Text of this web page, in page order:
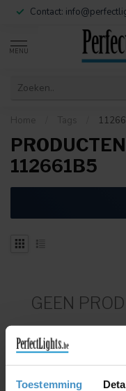
Toestemming
Contact:
MENU
Home Tags
112661B5
GEEN